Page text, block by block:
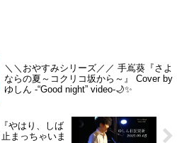
＼＼おやすみシリーズ／／ 手嶌葵『さよ
ならの夏～コクリコ坂から～』 Cover by
ゆしん -“Good night” video-🌙✨
やはり、しば
まっちゃいま